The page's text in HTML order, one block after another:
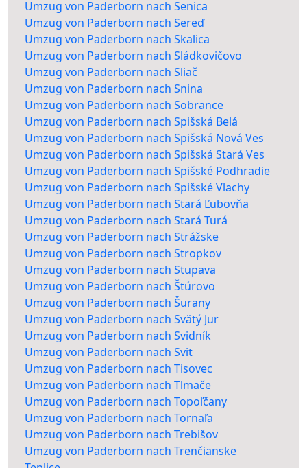
Umzug von Paderborn nach Senica
Umzug von Paderborn nach Sereď
Umzug von Paderborn nach Skalica
Umzug von Paderborn nach Sládkovičovo
Umzug von Paderborn nach Sliač
Umzug von Paderborn nach Snina
Umzug von Paderborn nach Sobrance
Umzug von Paderborn nach Spišská Belá
Umzug von Paderborn nach Spišská Nová Ves
Umzug von Paderborn nach Spišská Stará Ves
Umzug von Paderborn nach Spišské Podhradie
Umzug von Paderborn nach Spišské Vlachy
Umzug von Paderborn nach Stará Ľubovňa
Umzug von Paderborn nach Stará Turá
Umzug von Paderborn nach Strážske
Umzug von Paderborn nach Stropkov
Umzug von Paderborn nach Stupava
Umzug von Paderborn nach Štúrovo
Umzug von Paderborn nach Šurany
Umzug von Paderborn nach Svätý Jur
Umzug von Paderborn nach Svidník
Umzug von Paderborn nach Svit
Umzug von Paderborn nach Tisovec
Umzug von Paderborn nach Tlmače
Umzug von Paderborn nach Topoľčany
Umzug von Paderborn nach Tornaľa
Umzug von Paderborn nach Trebišov
Umzug von Paderborn nach Trenčianske